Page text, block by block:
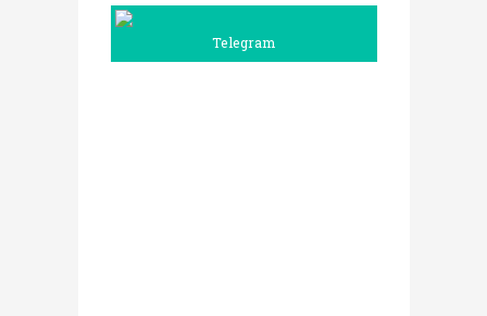
Telegram